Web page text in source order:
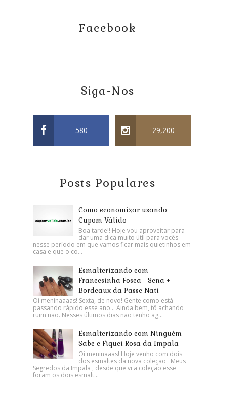
Facebook
Siga-Nos
580 29,200
Posts Populares
Como economizar usando
Cupom Válido
Boa tarde!! Hoje vou aproveitar para
dar uma dica muito útil para vocês
nesse período em que vamos ficar mais quietinhos em
casa e que o co...
Esmalterizando com
Francesinha Fosca - Sena +
Bordeaux da Passe Nati
Oi meninaaaas! Sexta, de novo! Gente como está
passando rápido esse ano... Ainda bem, tô achando
ruim não. Nesses últimos dias não tenho ag...
Esmalterizando com Ninguém
Sabe e Fiquei Rosa da Impala
Oi meninaaas! Hoje venho com dois
dos esmaltes da nova coleção Meus
Segredos da Impala , desde que vi a coleção esse
foram os dois esmalt...